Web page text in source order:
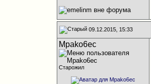
09.12.2015, 15:33
Mpako6ec
Старожил